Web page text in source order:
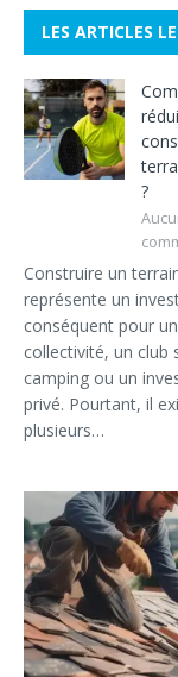
LES ARTICLES
?
Construire un
représente un
conséquent pour
collectivité, un club
camping ou un
privé. Pourtant, il
plusieurs…